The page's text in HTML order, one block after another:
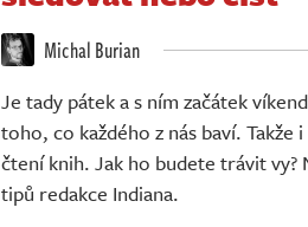
Michal Burian
Je tady pátek a s ním začátek
toho, co každého z nás baví.
čtení knih. Jak ho budete trávit
tipů redakce Indiana.